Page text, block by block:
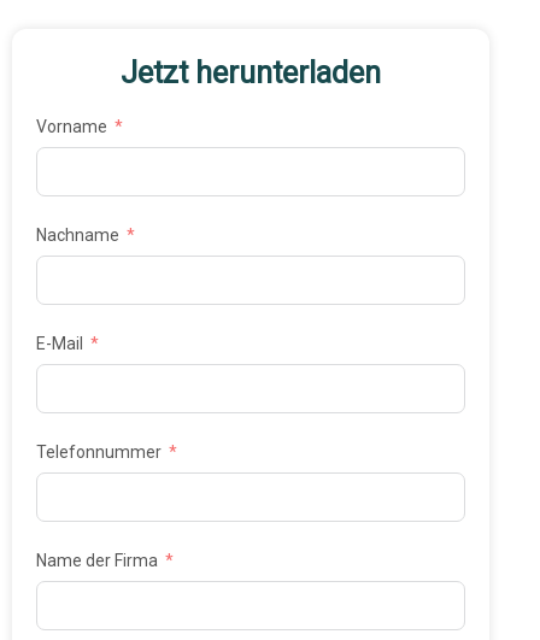
Jetzt herunterladen
Vorname
Nachname
E-Mail
Telefonnummer
Name der Firma